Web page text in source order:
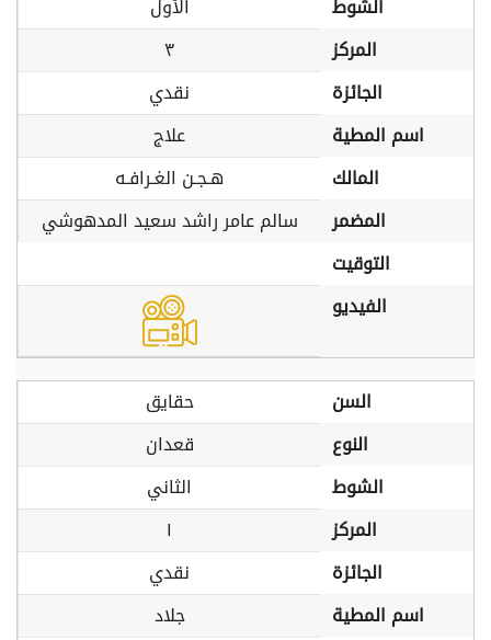
الشوط
الأول
المركز
٣
الجائزة
نقدي
اسم المطية
علاج
المالك
هـجـن الغـرافـه
المضمر
سالم عامر راشد سعيد المدهوشي
التوقيت
الفيديو
السن
حقايق
النوع
قعدان
الشوط
الثاني
المركز
١
الجائزة
نقدي
اسم المطية
جلاد